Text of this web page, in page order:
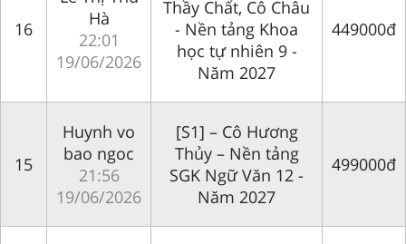
16
Hà
22:01
19/06/2026
Thầy Chất, Cô Châu
- Nền tảng Khoa
học tự nhiên 9 -
Năm 2027
449000đ
15
Huynh vo
bao ngoc
21:56
19/06/2026
[S1] – Cô Hương
Thủy – Nền tảng
SGK Ngữ Văn 12 -
Năm 2027
499000đ